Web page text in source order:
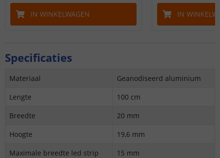
IN WINKELWAGEN IN
Specificaties
Materiaal
Geanodiseerd aluminium
Lengte
100 cm
Breedte
20 mm
Hoogte
19,6 mm
Maximale breedte led strip
15 mm